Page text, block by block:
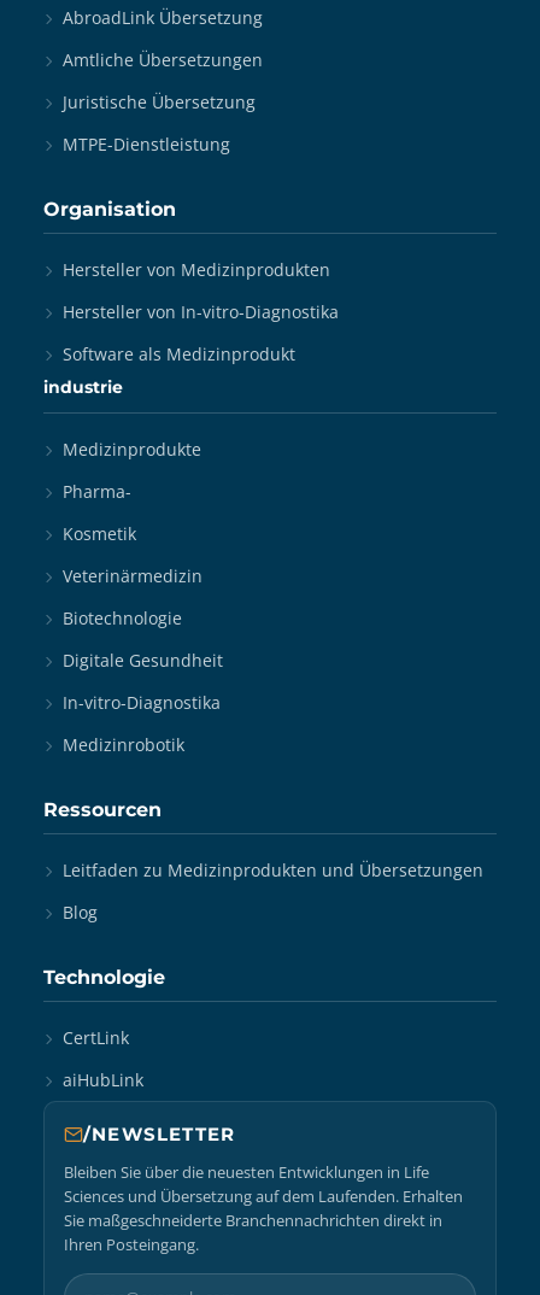
AbroadLink Übersetzung
Amtliche Übersetzungen
Juristische Übersetzung
MTPE-Dienstleistung
Organisation
Hersteller von Medizinprodukten
Hersteller von In-vitro-Diagnostika
Software als Medizinprodukt
industrie
Medizinprodukte
Pharma-
Kosmetik
Veterinärmedizin
Biotechnologie
Digitale Gesundheit
In-vitro-Diagnostika
Medizinrobotik
Ressourcen
Leitfaden zu Medizinprodukten und Übersetzungen
Blog
Technologie
CertLink
aiHubLink
/NEWSLETTER
Bleiben Sie über die neuesten Entwicklungen in Life
Sciences und Übersetzung auf dem Laufenden. Erhalten
Sie maßgeschneiderte Branchennachrichten direkt in
Ihren Posteingang.